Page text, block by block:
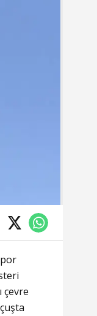
çevre